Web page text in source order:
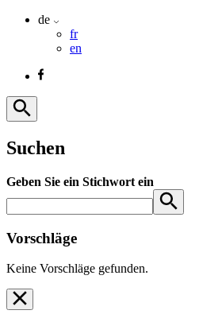
de
fr
en
Suchen
Geben Sie ein Stichwort ein
Vorschläge
Keine Vorschläge gefunden.